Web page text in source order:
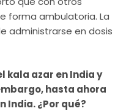
forma ambulatoria. La
administrarse en dosis
kala azar en India y
hasta ahora
India. ¿Por qué?